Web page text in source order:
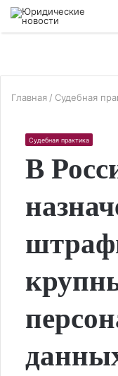
Главная / Судебная
Судебная практика
В